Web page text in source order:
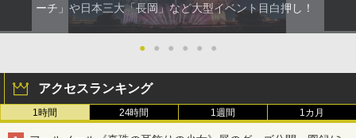
ーチ」や日本三大「長岡」など大型イベント目白押し！
● ● ● ● ● ●
アクセスランキング
1時間 24時間 1週間 1カ月